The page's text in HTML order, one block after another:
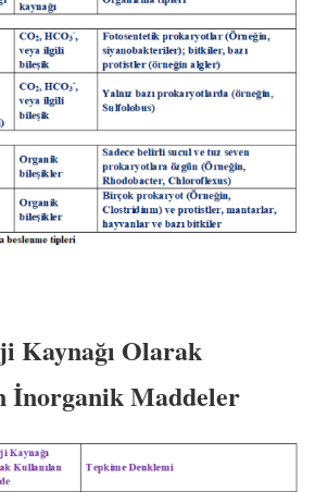
Kaynağı Olarak
İnorganik Maddeler